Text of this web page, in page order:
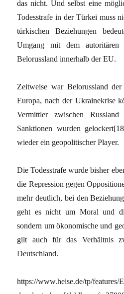
das nicht. Und selbst eine
Todesstrafe in der Türkei muss
türkischen Beziehungen
Umgang mit dem autoritären
Belorussland innerhalb der EU.
Zeitweise war Belorussland
Europa, nach der Ukrainekrise
Vermittler zwischen
Sanktionen wurden
wieder ein geopolitischer Player.
Die Todesstrafe wurde bisher
die Repression gegen
mehr deutlich, bei den
geht es nicht um Moral und
sondern um ökonomische und
gilt auch für das Verhältnis
Deutschland.
https://www.heise.de/tp/features/